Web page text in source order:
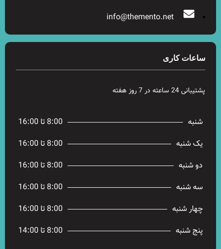
info@themento.net
ساعات کاری
پشتیبانی 24 ساعته در 7 روز هفته
شنبه
8:00 تا 16:00
یک شنبه
8:00 تا 16:00
دو شنبه
8:00 تا 16:00
سه شنبه
8:00 تا 16:00
چهار شنبه
8:00 تا 16:00
پنج شنبه
8:00 تا 14:00